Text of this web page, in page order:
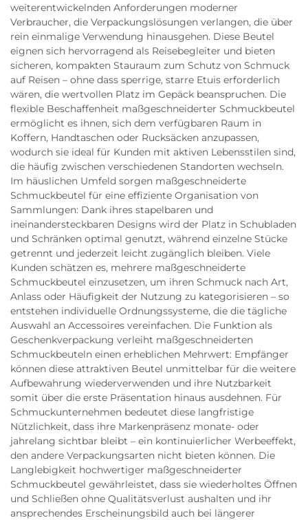
weiterentwickelnden Anforderungen moderner
Verbraucher, die Verpackungslösungen verlangen, die über
rein einmalige Verwendung hinausgehen. Diese Beutel
eignen sich hervorragend als Reisebegleiter und bieten
sicheren, kompakten Stauraum zum Schutz von Schmuck
auf Reisen – ohne dass sperrige, starre Etuis erforderlich
wären, die wertvollen Platz im Gepäck beanspruchen. Die
flexible Beschaffenheit maßgeschneiderter Schmuckbeutel
ermöglicht es ihnen, sich dem verfügbaren Raum in
Koffern, Handtaschen oder Rucksäcken anzupassen,
wodurch sie ideal für Kunden mit aktiven Lebensstilen sind,
die häufig zwischen verschiedenen Standorten wechseln.
Im häuslichen Umfeld sorgen maßgeschneiderte
Schmuckbeutel für eine effiziente Organisation von
Sammlungen: Dank ihres stapelbaren und
ineinandersteckbaren Designs wird der Platz in Schubladen
und Schränken optimal genutzt, während einzelne Stücke
getrennt und jederzeit leicht zugänglich bleiben. Viele
Kunden schätzen es, mehrere maßgeschneiderte
Schmuckbeutel einzusetzen, um ihren Schmuck nach Art,
Anlass oder Häufigkeit der Nutzung zu kategorisieren – so
entstehen individuelle Ordnungssysteme, die die tägliche
Auswahl an Accessoires vereinfachen. Die Funktion als
Geschenkverpackung verleiht maßgeschneiderten
Schmuckbeuteln einen erheblichen Mehrwert: Empfänger
können diese attraktiven Beutel unmittelbar für die weitere
Aufbewahrung wiederverwenden und ihre Nutzbarkeit
somit über die erste Präsentation hinaus ausdehnen. Für
Schmuckunternehmen bedeutet diese langfristige
Nützlichkeit, dass ihre Markenpräsenz monate- oder
jahrelang sichtbar bleibt – ein kontinuierlicher Werbeeffekt,
den andere Verpackungsarten nicht bieten können. Die
Langlebigkeit hochwertiger maßgeschneiderter
Schmuckbeutel gewährleistet, dass sie wiederholtes Öffnen
und Schließen ohne Qualitätsverlust aushalten und ihr
ansprechendes Erscheinungsbild auch bei längerer